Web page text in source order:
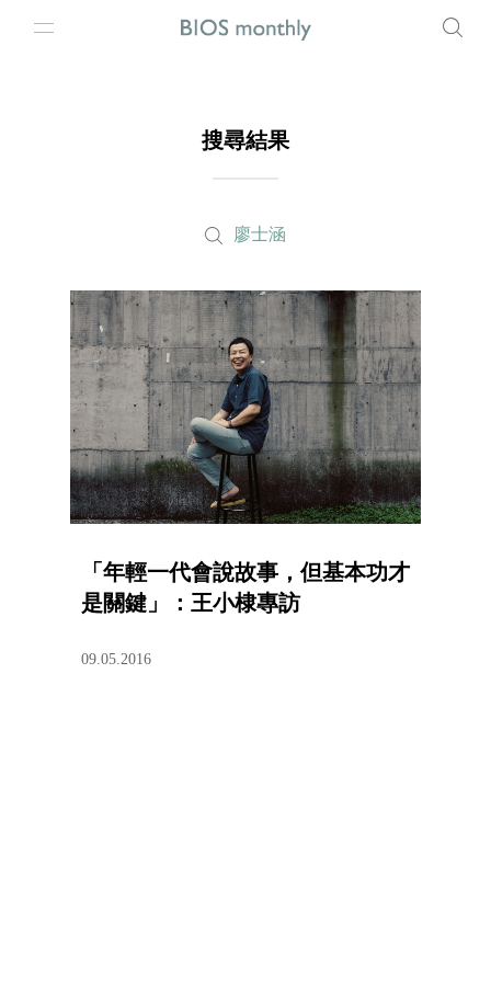
搜尋結果
廖士涵
「年輕一代會說故事，但基本功才
是關鍵」：王小棣專訪
09.05.2016